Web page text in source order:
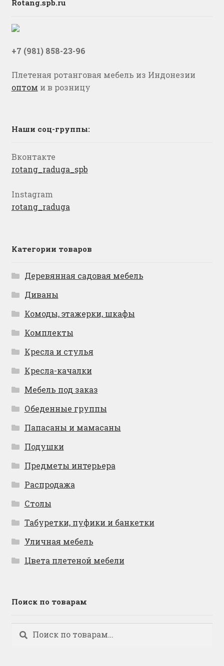
Rotang.spb.ru
+7 (981) 858-23-96
Плетеная ротанговая мебель из Индонезии
оптом и в розницу
Наши соц-группы:
Вконтакте
rotang_raduga_spb
Instagram
rotang_raduga
Категории товаров
Деревянная садовая мебель
Диваны
Комоды, этажерки, шкафы
Комплекты
Кресла и стулья
Кресла-качалки
Мебель под заказ
Обеденные группы
Папасаны и мамасаны
Подушки
Предметы интерьера
Распродажа
Столы
Табуретки, пуфики и банкетки
Уличная мебель
Цвета плетеной мебели
Поиск по товарам
Искать:
Поиск